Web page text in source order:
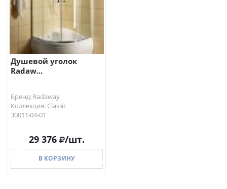
Душевой уголок
Radaw...
Бренд: Radaway
Коллекция: Classic
30011-04-01
29 376 /шт.
В КОРЗИНУ